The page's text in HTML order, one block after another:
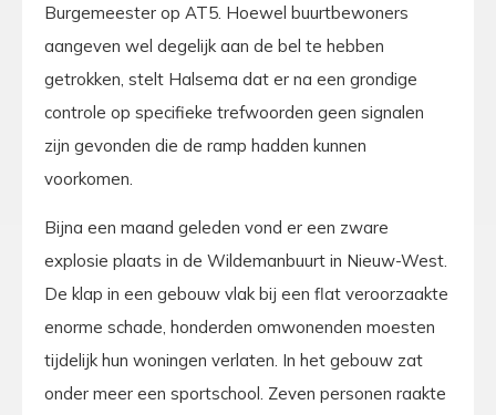
Burgemeester op AT5. Hoewel buurtbewoners
aangeven wel degelijk aan de bel te hebben
getrokken, stelt Halsema dat er na een grondige
controle op specifieke trefwoorden geen signalen
zijn gevonden die de ramp hadden kunnen
voorkomen.
Bijna een maand geleden vond er een zware
explosie plaats in de Wildemanbuurt in Nieuw-West.
De klap in een gebouw vlak bij een flat veroorzaakte
enorme schade, honderden omwonenden moesten
tijdelijk hun woningen verlaten. In het gebouw zat
onder meer een sportschool. Zeven personen raakte